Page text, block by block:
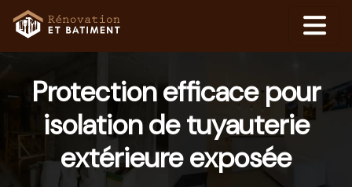
Protection efficace pour
isolation de tuyauterie
extérieure exposée